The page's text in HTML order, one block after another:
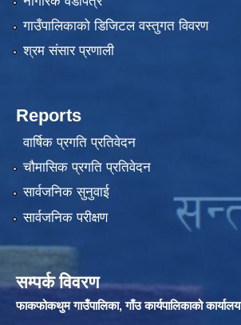
गाउँपालिकाको डिजिटल वस्तुगत विवरण
श्रम संसार प्रणाली
Reports
वार्षिक प्रगति प्रतिवेदन
चौमासिक प्रगति प्रतिवेदन
सार्वजनिक सुनुवाई
सार्वजनिक परीक्षण
सम्पर्क विवरण
फाकफोकथुम गाउँपालिका, गाँउ कार्यपालिकाको कार्यालय